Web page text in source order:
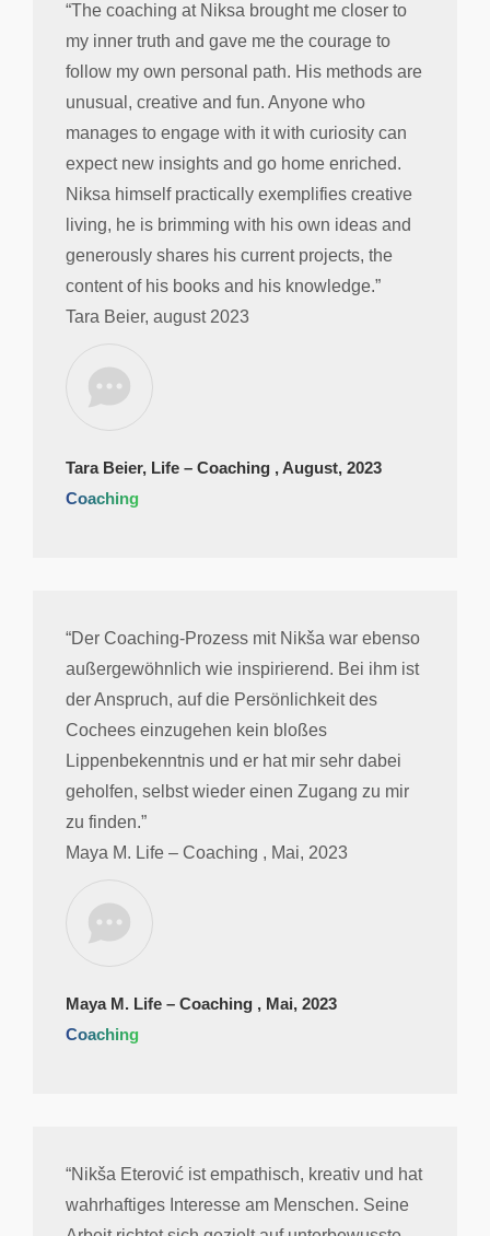
Tara Beier, Life – Coaching , August, 2023
Coaching
“The coaching at Niksa brought me closer to
my inner truth and gave me the courage to
follow my own personal path. His methods are
unusual, creative and fun. Anyone who
manages to engage with it with curiosity can
expect new insights and go home enriched.
Niksa himself practically exemplifies creative
living, he is brimming with his own ideas and
generously shares his current projects, the
content of his books and his knowledge.”
Tara Beier, august 2023
Maya M. Life – Coaching , Mai, 2023
Coaching
“Der Coaching-Prozess mit Nikša war ebenso
außergewöhnlich wie inspirierend. Bei ihm ist
der Anspruch, auf die Persönlichkeit des
Cochees einzugehen kein bloßes
Lippenbekenntnis und er hat mir sehr dabei
geholfen, selbst wieder einen Zugang zu mir
zu finden.”
Maya M. Life – Coaching , Mai, 2023
“Nikša Eterović ist empathisch, kreativ und hat
wahrhaftiges Interesse am Menschen. Seine